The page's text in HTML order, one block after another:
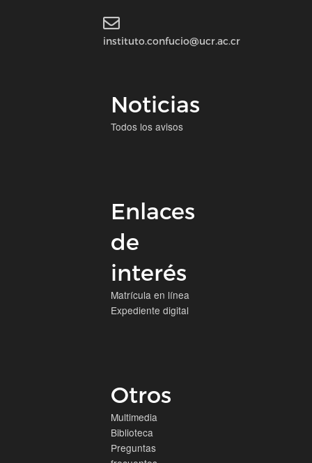
instituto.confucio@ucr.ac.cr
Noticias
Todos los avisos
Enlaces
de
interés
Matrícula en línea
Expediente digital
Otros
Multimedia
Biblioteca
Preguntas